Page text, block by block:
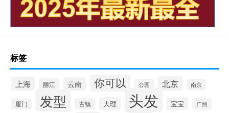
标签
上海 丽江 云南 你可以 公园 北京 南京
厦门 发型 古镇 大理 头发 宝宝 广州